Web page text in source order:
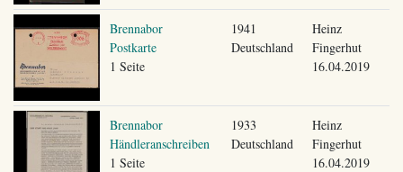
Brennabor
Postkarte
1 Seite
1941
Deutschland
Heinz
Fingerhut
16.04.2019
Brennabor
Händleranschreiben
1 Seite
1933
Deutschland
Heinz
Fingerhut
16.04.2019